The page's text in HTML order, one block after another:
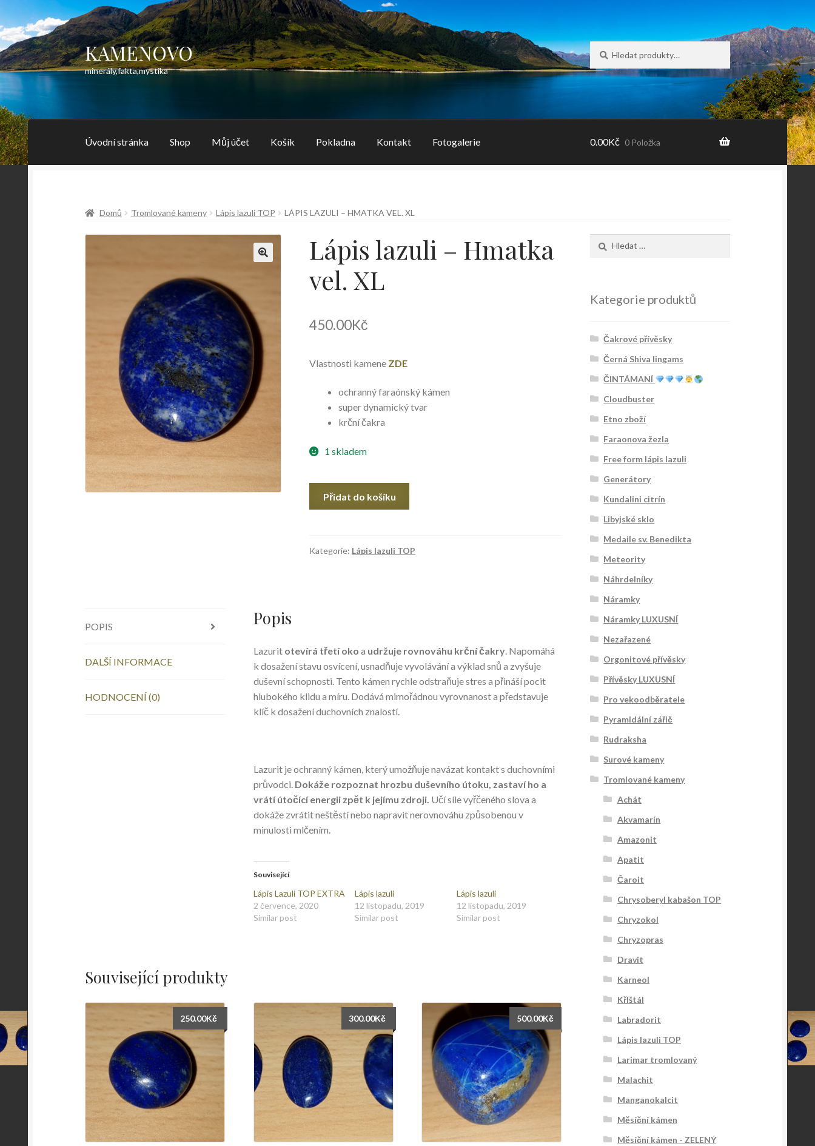
Přeskočit
na
navigaci
Přejít
k
obsahu
KAMENOVO
minerály,fakta,mystika
Hledat:
Hledat
Úvodní stránka Shop Můj účet Košík Pokladna Kontakt Fotogalerie 0.00Kč 0 Položka
Domů Tromlované kameny Lápis lazuli TOP LÁPIS LAZULI – HMATKA VEL. XL
Lápis lazuli – Hmatka
vel. XL
450.00Kč
Vlastnosti kamene ZDE
ochranný faraónský kámen
super dynamický tvar
krční čakra
1 skladem
vel.
Přidat do košíku
Kategorie: Lápis lazuli TOP
POPIS
DALŠÍ INFORMACE
HODNOCENÍ (0)
Popis
Lazurit otevírá třetí oko a udržuje rovnováhu krční čakry. Napomáhá
k dosažení stavu osvícení, usnadňuje vyvolávání a výklad snů a zvyšuje
duševní schopnosti. Tento kámen rychle odstraňuje stres a přináší pocit
hlubokého klidu a míru. Dodává mimořádnou vyrovnanost a představuje
klíč k dosažení duchovních znalostí.
Lazurit je ochranný kámen, který umožňuje navázat kontakt s duchovními
průvodci. Dokáže rozpoznat hrozbu duševního útoku, zastaví ho a
vrátí útočící energii zpět k jejímu zdroji. Učí síle vyřčeného slova a
dokáže zvrátit neštěstí nebo napravit nerovnováhu způsobenou v
minulosti mlčením.
Související
Lápis Lazuli TOP EXTRA
2 července, 2020
Similar post
Lápis lazuli
12 listopadu, 2019
Similar post
Lápis lazuli
12 listopadu, 2019
Similar post
Související produkty
250.00Kč 300.00Kč 500.00Kč
Kategorie produktů
Čakrové přívěsky
Černá Shiva lingams
ČINTÁMANÍ
Cloudbuster
Etno zboží
Faraonova žezla
Free form lápis lazuli
Generátory
Kundalini citrín
Libyjské sklo
Medaile sv. Benedikta
Meteority
Náhrdelníky
Náramky
Náramky LUXUSNÍ
Nezařazené
Orgonitové přívěsky
Přívěsky LUXUSNÍ
Pro vekoodběratele
Pyramidální zářič
Rudraksha
Surové kameny
Tromlované kameny
Achát
Akvamarín
Amazonit
Apatit
Čaroit
Chrysoberyl kabašon TOP
Chryzokol
Chryzopras
Dravit
Karneol
KřIštál
Labradorit
Lápis lazuli TOP
Larimar tromlovaný
Malachit
Manganokalcit
Měsíční kámen
Měsíční kámen - ZELENÝ